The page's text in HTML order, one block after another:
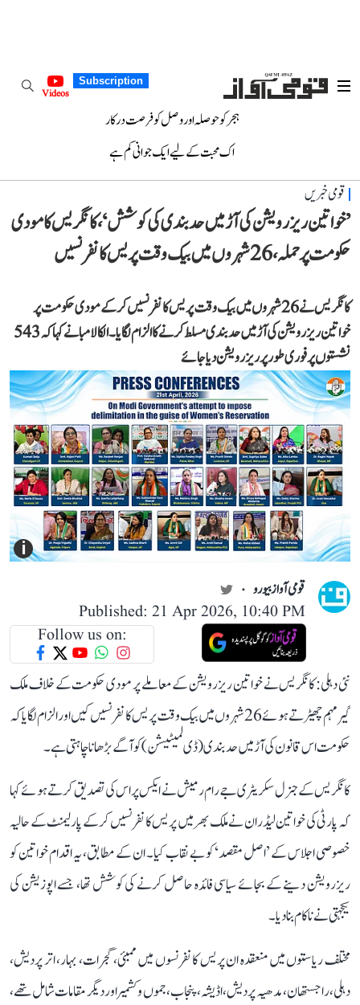
Subscription
Videos
ہجر کو حوصلہ اور وصل کو فرصت درکار
اک محبت کے لیے ایک جوانی کم ہے
قومی خبریں
’خواتین ریزرویشن کی آڑ میں حد بندی کی کوشش‘، کانگریس کا مودی
حکومت پر حملہ، 26 شہروں میں بیک وقت پریس کانفرنسیں
کانگریس نے 26 شہروں میں بیک وقت پریس کانفرنسیں کر کے مودی حکومت پر
خواتین ریزرویشن کی آڑ میں حد بندی مسلط کرنے کا الزام لگایا۔ الکا لامبا نے کہا کہ 543
نشستوں پر فوری طور پر ریزرویشن دیا جائے
i
قومی آواز بیورو
Published: 21 Apr 2026, 10:40 PM
Follow us on:
نئی دہلی: کانگریس نے خواتین ریزرویشن کے معاملے پر مودی حکومت کے خلاف ملک
گیر مہم چھیڑتے ہوئے 26 شہروں میں بیک وقت پریس کانفرنسیں کیں اور الزام لگایا کہ
حکومت اس قانون کی آڑ میں حد بندی (ڈی لمیٹیشن) کو آگے بڑھانا چاہتی ہے۔
کانگریس کے جنرل سکریٹری جے رام رمیش نے ایکس پر اس کی تصدیق کرتے ہوئے کہا
کہ پارٹی کی خواتین لیڈران نے ملک بھر میں پریس کانفرنسیں کر کے پارلیمنٹ کے حالیہ
خصوصی اجلاس کے ’اصل مقصد‘ کو بے نقاب کیا۔ ان کے مطابق، یہ اقدام خواتین کو
ریزرویشن دینے کے بجائے سیاسی فائدہ حاصل کرنے کی کوشش تھا، جسے اپوزیشن کی
یکجہتی نے ناکام بنا دیا۔
مختلف ریاستوں میں منعقدہ ان پریس کانفرنسوں میں ممبئی، گجرات، بہار، اتر پردیش،
دہلی، راجستھان، مدھیہ پردیش، اڈیشہ، پنجاب، جموں و کشمیر اور دیگر مقامات شامل تھے،